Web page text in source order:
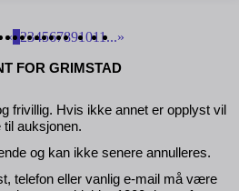
«1234567891011...»
FOR GRIMSTAD
frivillig. Hvis ikke annet er opplyst vil
auksjonen.
og kan ikke senere annulleres.
telefon eller vanlig e-mail må være